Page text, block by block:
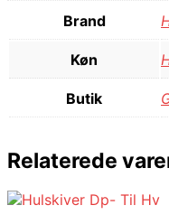
Brand
Køn
Butik
Relaterede